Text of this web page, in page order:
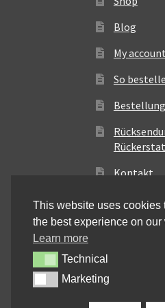
Blog
My account
So
Kontakt
This website uses cookies
the best experience on our
Learn more
TechnicalTechnical
MarketingMarketing